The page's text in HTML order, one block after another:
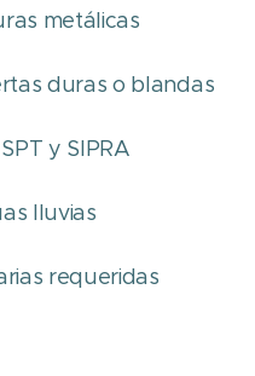
metálicas
duras o blandas
y SIPRA
lluvias
requeridas